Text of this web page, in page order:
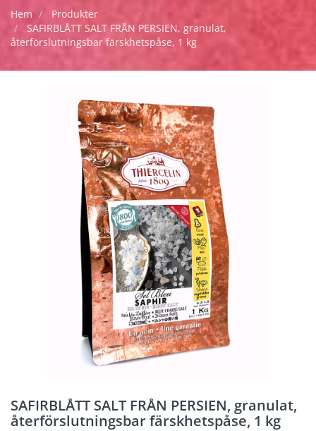
Hem
Produkter
SAFIRBLÅTT SALT FRÅN PERSIEN, granulat,
återförslutningsbar färskhetspåse, 1 kg
SAFIRBLÅTT SALT FRÅN PERSIEN, granulat,
återförslutningsbar färskhetspåse, 1 kg